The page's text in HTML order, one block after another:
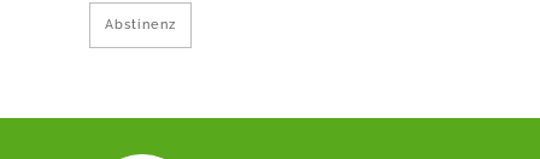
Abstinenz